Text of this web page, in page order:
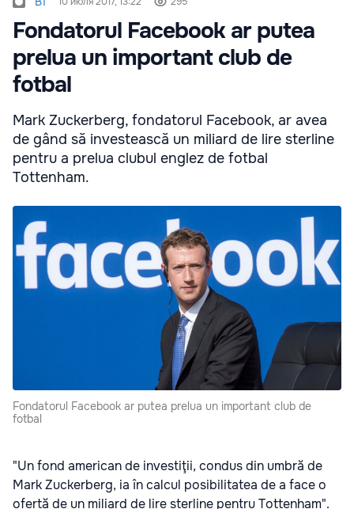
Fondatorul Facebook ar putea
prelua un important club de
fotbal
Mark Zuckerberg, fondatorul Facebook, ar avea
de gând să investească un miliard de lire sterline
pentru a prelua clubul englez de fotbal
Tottenham.
Fondatorul Facebook ar putea prelua un important club de
fotbal
"Un fond american de investiţii, condus din umbră de
Mark Zuckerberg, ia în calcul posibilitatea de a face o
ofertă de un miliard de lire sterline pentru Tottenham".